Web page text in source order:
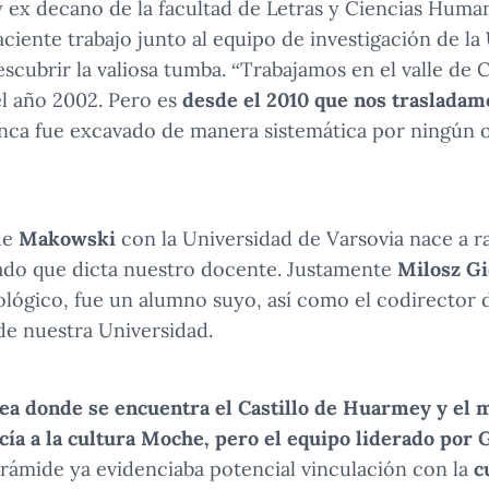
decano de la facultad de Letras y Ciencias
trabajo junto al equipo de investigación de la
la valiosa tumba. “Trabajamos en el valle de
año 2002. Pero es desde el 2010 que nos
fue excavado de manera sistemática por ningún
Makowski con la Universidad de Varsovia nace a
que dicta nuestro docente. Justamente Milosz
fue un alumno suyo, así como el
nuestra Universidad.
donde se encuentra el Castillo de Huarmey y el
a la cultura Moche, pero el equipo liderado por
ya evidenciaba potencial vinculación con la